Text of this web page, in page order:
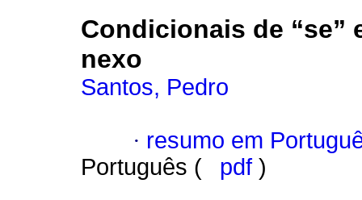
Condicionais de “se”
nexo
Santos, Pedro
· resumo em
Português (
pdf )